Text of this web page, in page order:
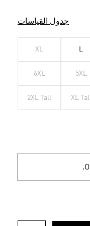
جدول القياسات
L
XL
5XL
6XL
XL
2XL Tall